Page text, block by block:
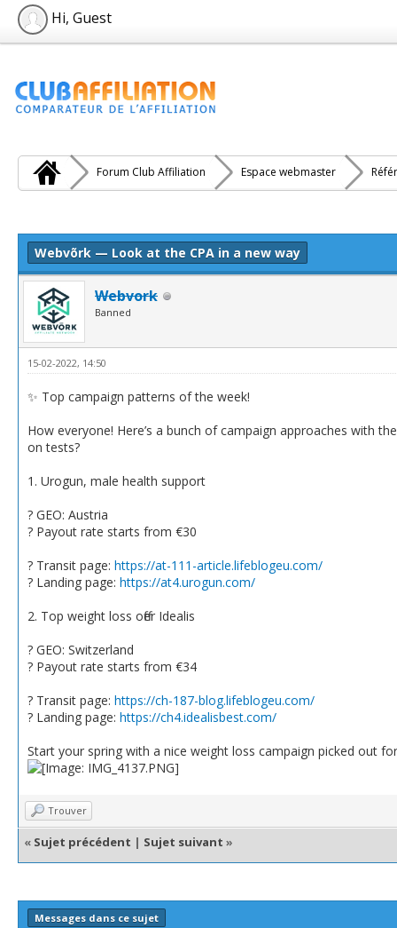
Hi, Guest
Forum Club Affiliation Espace webmaster
Webvõrk — Look at the CPA in a new way
Webvork
Banned
15-02-2022, 14:50
✨ Top campaign patterns of the week!
How everyone! Here’s a bunch of campaign approaches with
on tests?
1. Urogun, male health support
? GEO: Austria
? Payout rate starts from €30
? Transit page: https://at-111-article.lifeblogeu.com/
? Landing page: https://at4.urogun.com/
2. Top weight loss offer Idealis
? GEO: Switzerland
? Payout rate starts from €34
? Transit page: https://ch-187-blog.lifeblogeu.com/
? Landing page: https://ch4.idealisbest.com/
Start your spring with a nice weight loss campaign picked out
Trouver
« Sujet précédent | Sujet suivant »
Messages dans ce sujet